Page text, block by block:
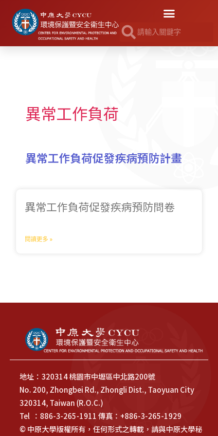
異常工作負荷
異常工作負荷促發疾病預防計畫
異常工作負荷促發疾病預防問卷
閱讀更多 »
地址：320314 桃園市中壢區中北路200號
No. 200, Zhongbei Rd., Zhongli Dist., Taoyuan City
320314, Taiwan (R.O.C.)
Tel ：886-3-265-1911 傳真：+886-3-265-1929
© 中原大學版權所有，任何形式之轉載，請與中原大學秘